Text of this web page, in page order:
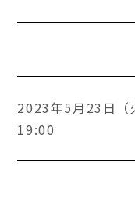
2023年5月23日
19:00